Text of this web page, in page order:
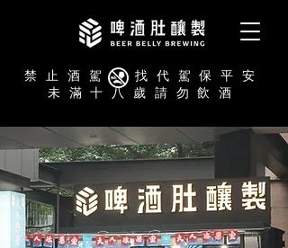
禁止酒駕 找代駕保平安
未滿十八歲請勿飲酒